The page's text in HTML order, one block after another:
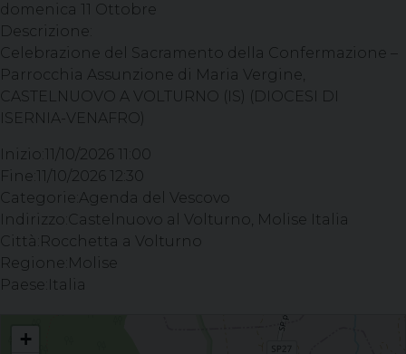
domenica 11 Ottobre
Descrizione:
Celebrazione del Sacramento della Confermazione –
Parrocchia Assunzione di Maria Vergine,
CASTELNUOVO A VOLTURNO (IS) (DIOCESI DI
ISERNIA-VENAFRO)
Inizio: 11/10/2026 11:00
Fine: 11/10/2026 12:30
Categorie: Agenda del Vescovo
Indirizzo: Castelnuovo al Volturno, Molise Italia
Città: Rocchetta a Volturno
Regione: Molise
Paese: Italia
Celebrazione del Sacramento della Confermazione - Parrocchia Assunzione di
Maria Vergine, CASTELNUOVO A VOLTURNO (IS)
+